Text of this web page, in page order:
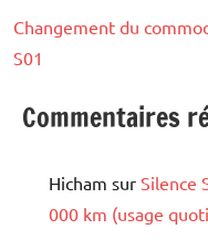
Changement du
S01
Commentaires
Hicham sur Silence
000 km (usage